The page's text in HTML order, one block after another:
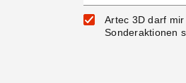
Artec 3D darf
Sonderaktionen